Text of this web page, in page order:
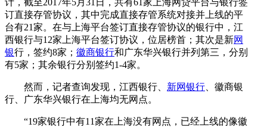
订直接存管协议，其中完成直接存管系统对接并上线的平
台有21家。在与上海平台签订直接存管协议的银行中，江
西银行与12家上海平台签订协议，位居榜首；其次是新网
银行，签约8家； 徽商银行和广东华兴银行并列第三，分别
有5家；其余银行分别签约1-4家。
然而，记者查询发现，江西银行、 新网银行 、徽商银
行、广东华兴银行在上海均无网点。
“19家银行中有11家在上海没有网点，已经上线的像徽